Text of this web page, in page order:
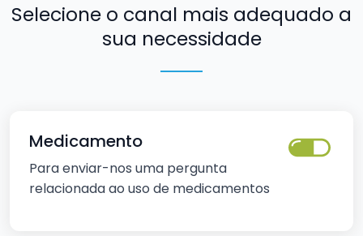
Selecione o canal mais adequado a
sua necessidade
Medicamento
Para enviar-nos uma pergunta
relacionada ao uso de medicamentos